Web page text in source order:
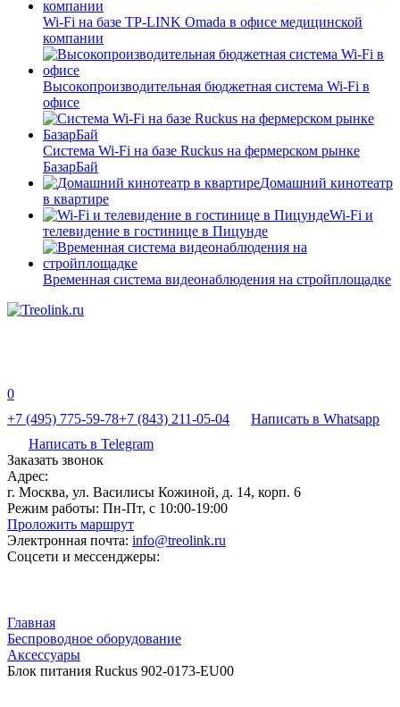
Wi-Fi на базе TP-LINK Omada в офисе медицинской
компании
Высокопроизводительная бюджетная система Wi-Fi в
офисе
Система Wi-Fi на базе Ruckus на фермерском рынке
БазарБай
Домашний кинотеатр
в квартире
Wi-Fi и
телевидение в гостинице в Пицунде
Временная система видеонаблюдения на стройплощадке
0
+7 (495) 775-59-78+7 (843) 211-05-04
Написать в Whatsapp
Написать в Telegram
Заказать звонок
Адрес:
г. Москва, ул. Василисы Кожиной, д. 14, корп. 6
Режим работы: Пн-Пт, с 10:00-19:00
Проложить маршрут
Электронная почта: info@treolink.ru
Соцсети и мессенджеры:
Главная
Беспроводное оборудование
Аксессуары
Блок питания Ruckus 902-0173-EU00